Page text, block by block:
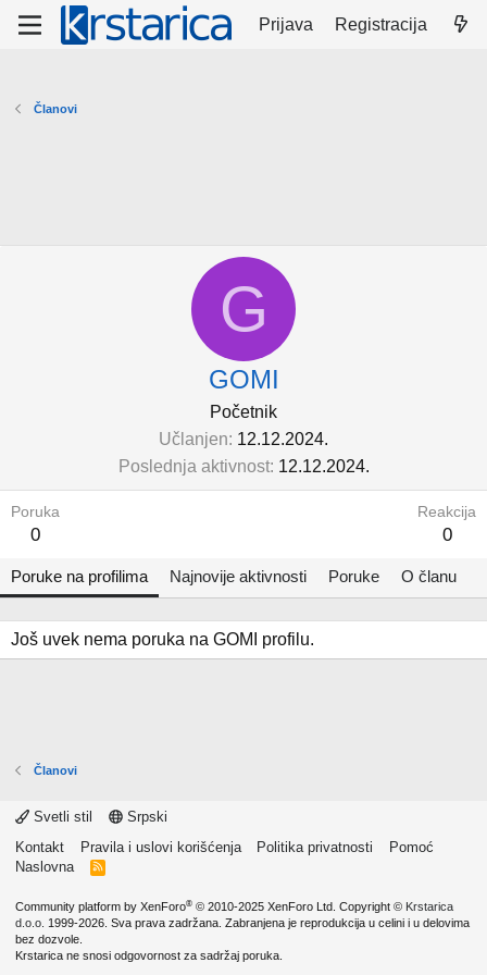
Prijava Registracija
Članovi
G
GOMI
Početnik
Učlanjen 12.12.2024.
Poslednja aktivnost 12.12.2024.
Poruka
0
Reakcija
0
Poruke na profilima Najnovije aktivnosti Poruke O članu
Još uvek nema poruka na GOMI profilu.
Članovi
Svetli stil
Srpski
Kontakt
Pravila i uslovi korišćenja Politika privatnosti
Pomoć
Naslovna
R
Community platform by XenForo® © 2010-2025 XenForo Ltd. Copyright © Krstarica
d.o.o. 1999-2026. Sva prava zadržana. Zabranjena je reprodukcija u celini i u delovima
bez dozvole.
Krstarica ne snosi odgovornost za sadržaj poruka.